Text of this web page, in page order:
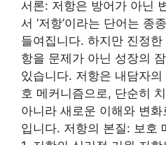
서론: 저항은 방어가 아닌
서 ‘저항’이라는 단어는 종
들여집니다. 하지만 진정
항을 문제가 아닌 성장의
있습니다. 저항은 내담자
호 메커니즘으로, 단순히
아니라 새로운 이해와 변
입니다. 저항의 본질: 보호